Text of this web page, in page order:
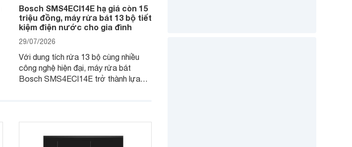
Bosch SMS4ECI14E hạ giá còn 15
triệu đồng, máy rửa bát 13 bộ tiết
kiệm điện nước cho gia đình
29/07/2026
Với dung tích rửa 13 bộ cùng nhiều
công nghệ hiện đại, máy rửa bát
Bosch SMS4ECI14E trở thành lựa